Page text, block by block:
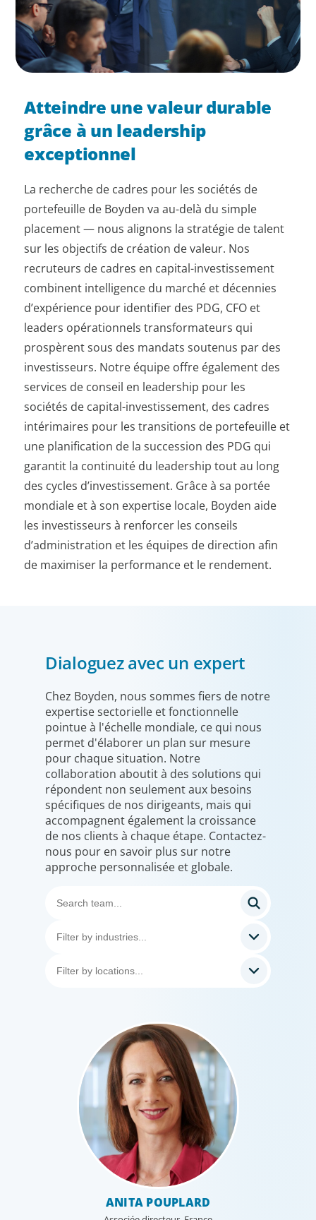
Atteindre une valeur durable
grâce à un leadership
exceptionnel
La recherche de cadres pour les sociétés de
portefeuille de Boyden va au-delà du simple
placement — nous alignons la stratégie de talent
sur les objectifs de création de valeur. Nos
recruteurs de cadres en capital-investissement
combinent intelligence du marché et décennies
d’expérience pour identifier des PDG, CFO et
leaders opérationnels transformateurs qui
prospèrent sous des mandats soutenus par des
investisseurs. Notre équipe offre également des
services de conseil en leadership pour les
sociétés de capital-investissement, des cadres
intérimaires pour les transitions de portefeuille et
une planification de la succession des PDG qui
garantit la continuité du leadership tout au long
des cycles d’investissement. Grâce à sa portée
mondiale et à son expertise locale, Boyden aide
les investisseurs à renforcer les conseils
d’administration et les équipes de direction afin
de maximiser la performance et le rendement.
Dialoguez avec un expert
Chez Boyden, nous sommes fiers de notre
expertise sectorielle et fonctionnelle
pointue à l'échelle mondiale, ce qui nous
permet d'élaborer un plan sur mesure
pour chaque situation. Notre
collaboration aboutit à des solutions qui
répondent non seulement aux besoins
spécifiques de nos dirigeants, mais qui
accompagnent également la croissance
de nos clients à chaque étape. Contactez-
nous pour en savoir plus sur notre
approche personnalisée et globale.
ANITA POUPLARD